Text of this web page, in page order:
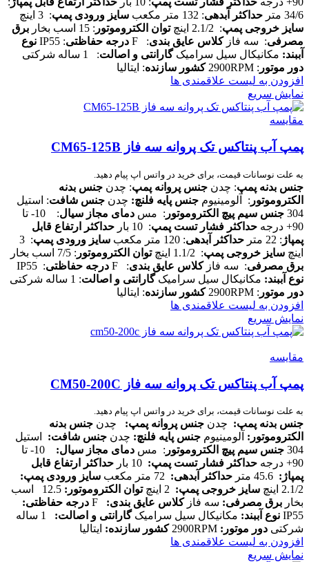
34/6 متر
حداکثر آبدهی: 132 متر مکعب سایز ورودی پمپ: 3 اینچ
سایز خروجی پمپ: 2.1/2 اینچ توان الکتروموتور : 15 اسب بخار
برق
مصرفی: سه فازکلاس عایق بندی: F درجه حفاظتی: IP55
نوع
آببند: مکانیکال سیل سرامیکگارانتی و اصالت: 1 ساله شرکتی
دور موتور : 2900RPM کشور سازنده: ایتالیا
افزودن به لیست علاقمندی ها
نمایش سریع
مقایسه
پمپ آب پنتاکس تک پروانه سه فاز CM65-125B
به علت نوسانات قیمت، برای خرید در واتس اپ پیام دهید.
جنس بدنه پمپ: چدن جنس پروانه پمپ: چدن جنس بدنه
الکتروموتور : آلومینیوم جنس پایه فلنچ: چدن جنس شافت: استیل
304 جنس سیم پیچ الکتروموتور : مس دمای مجاز سیال
: 10- تا
90+ درجه
حداکثر فشار تست پمپ: 10 بار
حداکثر ارتفاع قابل
پمپاژ : 22 متر حداکثر آبدهی: 120 متر مکعب سایز ورودی پمپ
: 3
اینچ سایز خروجی پمپ: 1.1/2 اینچ توان الکتروموتور : 7/5 اسب بخار
برق مصرفی: سه فازکلاس عایق بندی: F درجه حفاظتی: IP55
نوع آببند: مکانیکال سیل سرامیکگارانتی و اصالت: 1 ساله شرکتی
دور موتور : 2900RPM کشور سازنده: ایتالیا
افزودن به لیست علاقمندی ها
نمایش سریع
مقایسه
پمپ آب پنتاکس تک پروانه سه فاز CM50-200C
به علت نوسانات قیمت، برای خرید در واتس اپ پیام دهید.
جنس بدنه پمپ: چدن جنس پروانه پمپ: چدن جنس بدنه
الکتروموتور : آلومینیوم جنس پایه فلنچ: چدن جنس شافت: استیل
304 جنس سیم پیچ الکتروموتور : مس دمای مجاز سیال:
10- تا
90+ درجه
حداکثر فشار تست پمپ:
حداکثر ارتفاع قابل
پمپاژ : حداکثر آبدهی: سایز ورودی پمپ:
2.1/2 اینچ
سایز خروجی پمپ: توان الکتروموتور :
12.5 اسب
بخار برق مصرفی: سه فازکلاس عایق بندی: درجه حفاظتی:
IP55 نوع آببند: مکانیکال سیل سرامیکگارانتی و اصالت:
1 ساله
شرکتی دور موتور : کشور سازنده: ایتالیا
افزودن به لیست علاقمندی ها
نمایش سریع